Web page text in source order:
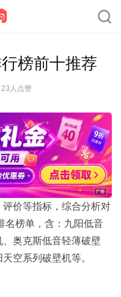
榜前十推荐
23人点赞
价等指标，综合分析对
名榜单，含：九阳低音
奥克斯低音轻薄破壁
空系列破壁机等。